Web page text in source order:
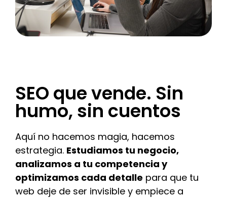
SEO que vende. Sin
humo, sin cuentos
Aquí no hacemos magia, hacemos
estrategia. Estudiamos tu negocio,
analizamos a tu competencia y
optimizamos cada detalle para que tu
web deje de ser invisible y empiece a